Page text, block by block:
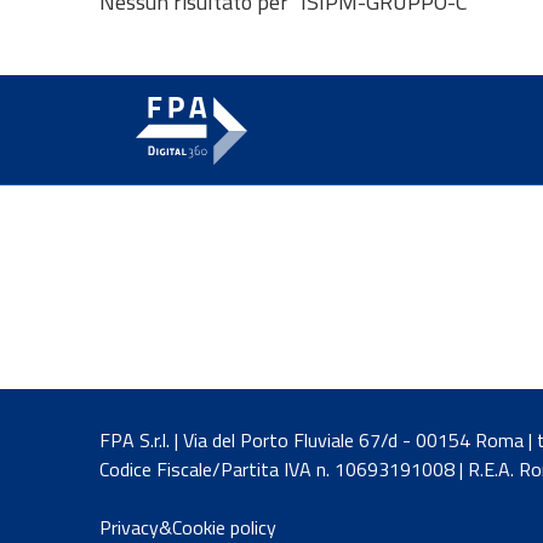
FPA S.r.l. | Via del Porto Fluviale 67/d - 00154
Codice Fiscale/Partita IVA n. 10693191008 | R.E.A.
Privacy&Cookie policy